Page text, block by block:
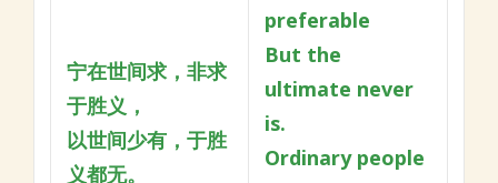
宁在世间求，非求
于胜义，
以世间少有，于胜
义都无。
preferable
But the
ultimate never
is.
Ordinary people